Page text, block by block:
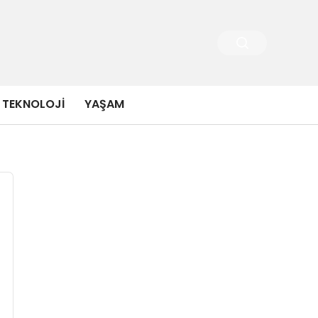
TEKNOLOJI YAŞAM